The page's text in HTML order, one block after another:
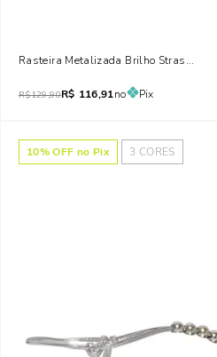
Rasteira Metalizada Brilho Strass Prata
R$129,90R$ 116,91no Pix
10% OFF no Pix 3 CORES